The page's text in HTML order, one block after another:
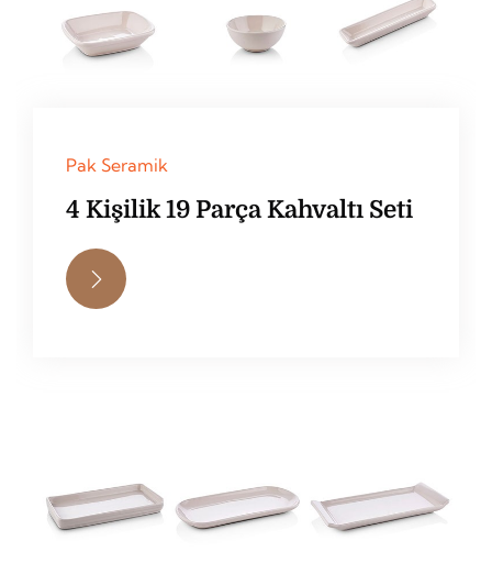
Pak Seramik
4 Kişilik 19 Parça Kahvaltı Seti